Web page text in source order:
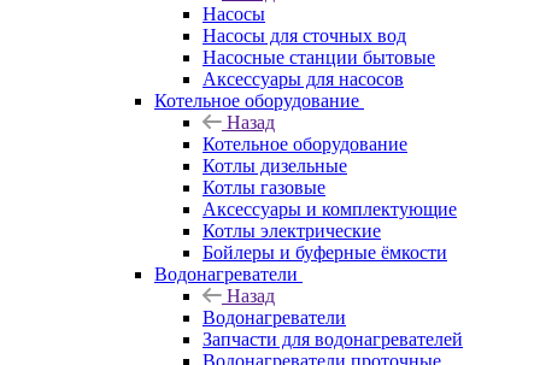
Насосы
Насосы для сточных вод
Насосные станции бытовые
Аксессуары для насосов
Котельное оборудование
Назад
Котельное оборудование
Котлы дизельные
Котлы газовые
Аксессуары и комплектующие
Котлы электрические
Бойлеры и буферные ёмкости
Водонагреватели
Назад
Водонагреватели
Запчасти для водонагревателей
Водонагреватели проточные